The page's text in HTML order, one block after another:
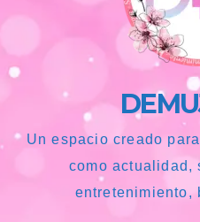
Un espacio creado
como actualidad,
entretenimiento,